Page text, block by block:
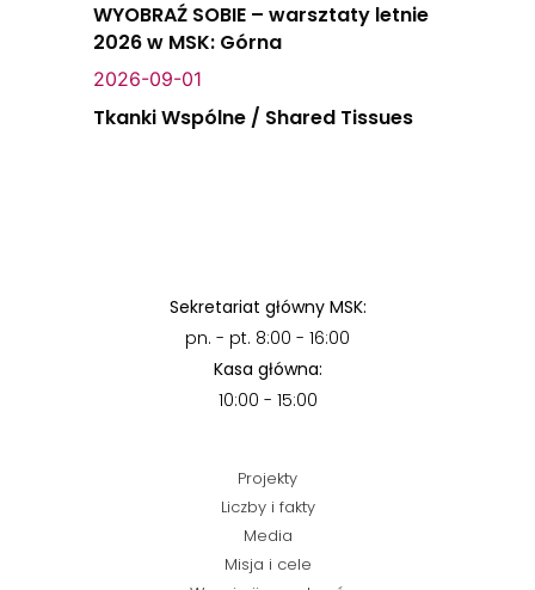
WYOBRAŹ SOBIE – warsztaty letnie
2026 w MSK: Górna
2026-09-01
Tkanki Wspólne / Shared Tissues
Sekretariat główny MSK:
pn. - pt. 8:00 - 16:00
Kasa główna:
10:00 - 15:00
Projekty
Liczby i fakty
Media
Misja i cele